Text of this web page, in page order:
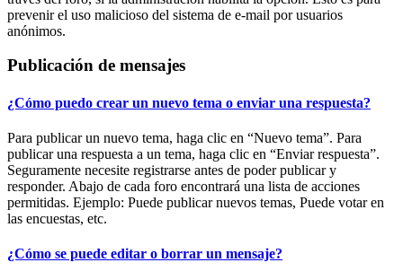
prevenir el uso malicioso del sistema de e-mail por usuarios
anónimos.
Publicación de mensajes
¿Cómo puedo crear un nuevo tema o enviar una respuesta?
Para publicar un nuevo tema, haga clic en “Nuevo tema”. Para
publicar una respuesta a un tema, haga clic en “Enviar respuesta”.
Seguramente necesite registrarse antes de poder publicar y
responder. Abajo de cada foro encontrará una lista de acciones
permitidas. Ejemplo: Puede publicar nuevos temas, Puede votar en
las encuestas, etc.
¿Cómo se puede editar o borrar un mensaje?